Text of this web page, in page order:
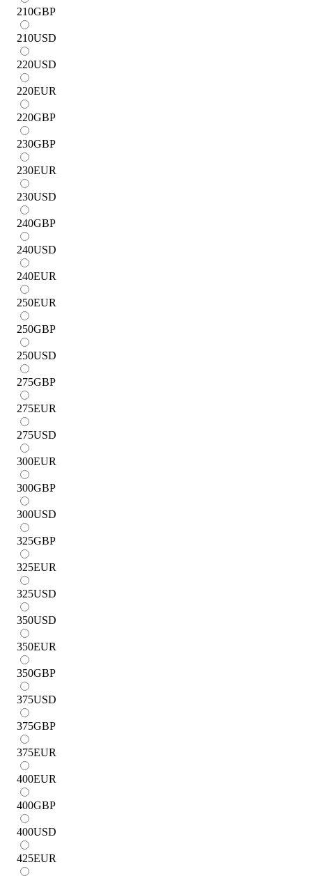
210GBP
210USD
220USD
220EUR
220GBP
230GBP
230EUR
230USD
240GBP
240USD
240EUR
250EUR
250GBP
250USD
275GBP
275EUR
275USD
300EUR
300GBP
300USD
325GBP
325EUR
325USD
350USD
350EUR
350GBP
375USD
375GBP
375EUR
400EUR
400GBP
400USD
425EUR